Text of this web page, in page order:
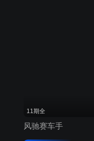
11期全
风驰赛车手